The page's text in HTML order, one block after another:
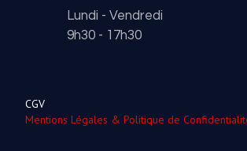
Lundi - Vendredi
9h30 - 17h30
CGV
Mentions Légales & Politique de